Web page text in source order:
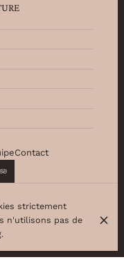
Contact
données
strictement
n'utilisons pas de